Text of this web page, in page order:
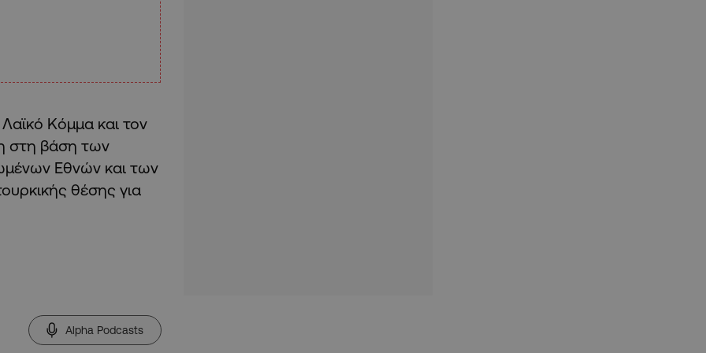
Κόμμα και τον
στη βάση των
Εθνών και των
θέσης για
Alpha Podcasts